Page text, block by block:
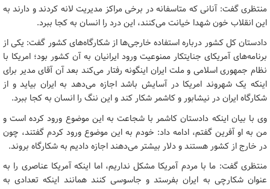
منتظری گفت: آنانی که متاسفانه در برخی مراکز مدیریت لانه کردند و دارند به
این انقلاب خون شهدا خیانت می‌کنند، این درد را انسان به کجا ببرد.
دادستان کل کشور درباره استفاده خارجی‌ها از شکارگاه‌های کشور گفت: یکی از
برنامه‌های آمریکای جنایتکار ممنوعیت ورود ایرانیان به آن کشور بود؛ امریکا با
نظام جمهوری اسلامی و ملت ایران اینگونه رفتار می‌کند بعد آن آقای مدیر برای
اینکه یک شهروند امریکا در آسایش باشد اجازه می‌دهد به ایران بیاید و از
شکارگاه ایران در نیشابور و کاشمر شکار کند و این ننگ را انسان به کجا ببرد.
وی با بیان اینکه دادستان کاشمر با شجاعت به این موضوع ورود کرده است و
من به او آفرین گفتم، ادامه داد: خودم به این موضوع ورود کردم گفتند، چون
در خارج از کشور هستند و دلار بیشتر می‌دهند اجازه دادیم به شکارگاه بروند.
منتظری گفت: ما با مردم آمریکا مشکل نداریم، اما اینکه آمریکا عناصری را به
عنوان شکارچی به ایران بفرستد و جاسوسی کنند همانند اینکه تعدادی به